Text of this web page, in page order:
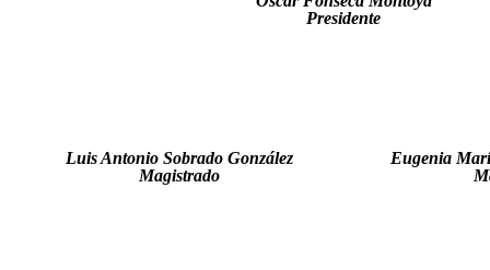
Presidente
Luis Antonio Sobrado González
Magistrado
Eugenia